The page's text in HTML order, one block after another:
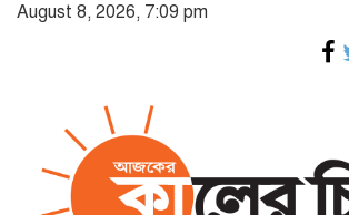
August 8, 2026, 7:09 pm